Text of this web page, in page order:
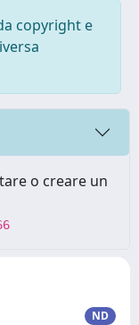
copyright e
o creare un
ND